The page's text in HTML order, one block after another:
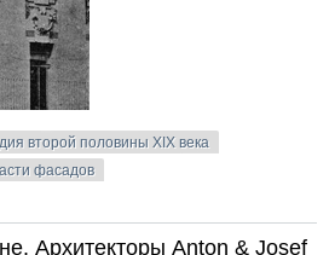
второй половины XIX века
фасадов
Архитекторы Anton & Josef